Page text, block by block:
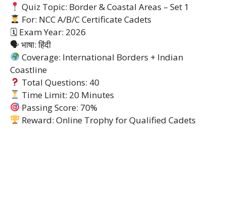
Quiz Topic: Border & Coastal Areas – Set 1
For: NCC A/B/C Certificate Cadets
🗓 Exam Year: 2026
🗣 भाषा: हिंदी
Coverage: International Borders + Indian
Coastline
Total Questions: 40
Time Limit: 20 Minutes
Passing Score: 70%
Reward: Online Trophy for Qualified Cadets